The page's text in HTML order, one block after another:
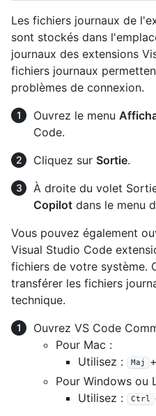
Les fichiers journaux de
sont stockés dans
journaux des extensions
fichiers journaux
problèmes de connexion.
Ouvrez le menu
Code.
Cliquez sur Sortie.
À droite du volet
Copilot dans le menu
Vous pouvez également
Visual Studio Code
fichiers de votre système.
transférer les fichiers
technique.
Ouvrez VS Code
Pour Mac :
Utilisez :
Maj +
Pour Windows ou
Utilisez :
Ctrl